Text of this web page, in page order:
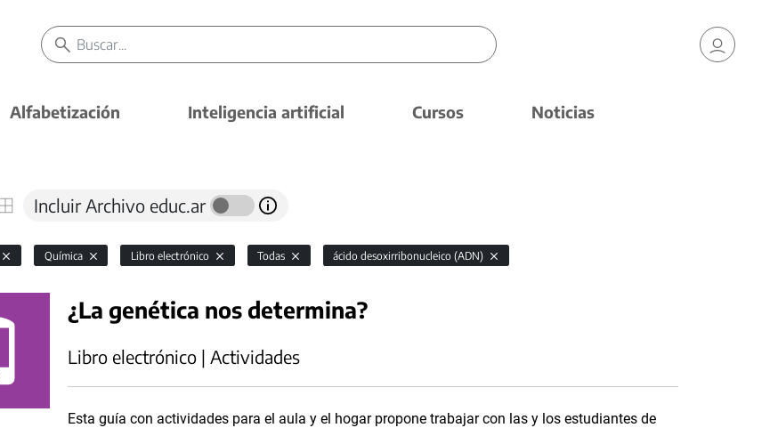
Alfabetización Inteligencia artificial Cursos Noticias
Incluir Archivo educ.ar
Química Libro electrónico Todas ácido desoxirribonucleico (ADN)
¿La genética nos determina?
Libro electrónico | Actividades
Esta guía con actividades para el aula y el hogar propone trabajar con las y los estudiantes de